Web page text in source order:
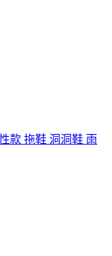
款 拖鞋 洞洞鞋 雨